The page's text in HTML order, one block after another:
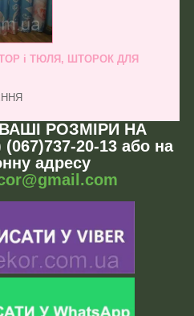
і ТЮЛЯ, ШТОРОК ДЛЯ
РОЗМІРИ НА
20-13 або на
адресу